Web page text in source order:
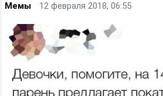
Мемы 12 февраля 2018, 06:55